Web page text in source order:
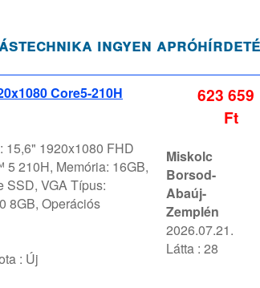
ingyen
Core5-210H
15,6" 1920x1080 FHD
210H, Memória: 16GB,
SSD, VGA Típus:
8GB, Operációs
: Új
623 659
Ft
Miskolc
Borsod-
Abaúj-
Zemplén
2026.07.21.
Látta : 28